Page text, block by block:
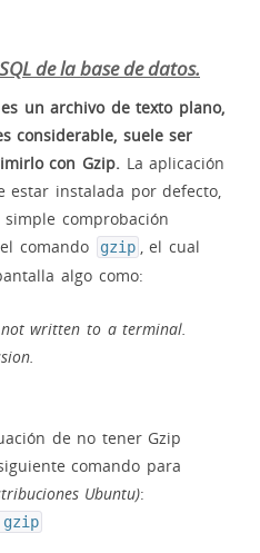
de la base de datos.
un archivo de texto plano,
considerable, suele ser
con Gzip. La aplicación
estar instalada por defecto,
comprobación
comando
gzip
, el cual
algo como:
written to a terminal.
de no tener Gzip
comando para
Ubuntu):